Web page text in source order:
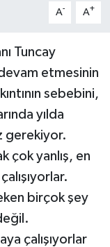
A- A+
Tuncay
devam etmesinin
sebebini,
yılda
gerekiyor.
çok yanlış, en
birçok şey
çalışıyorlar